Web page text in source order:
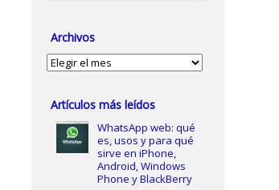
Archivos
Archivos
Artículos más leídos
WhatsApp web: qué
es, usos y para qué
sirve en iPhone,
Android, Windows
Phone y BlackBerry